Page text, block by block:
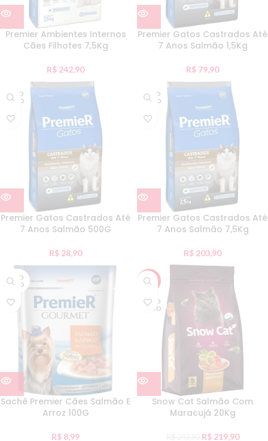
Premier Ambientes Internos
Cães Filhotes 7,5Kg
R$ 242,90
Premier Gatos Castrados Até
7 Anos Salmão 1,5Kg
R$ 79,90
ESGO
TADO
Premier Gatos Castrados Até
7 Anos Salmão 500G
R$ 28,90
ESGO
TADO
Premier Gatos Castrados Até
7 Anos Salmão 7,5Kg
R$ 203,90
ESGO
TADO
Sachê Premier Cães Salmão E
Arroz 100G
R$ 8,99
-10%
ESGO
TADO
Snow Cat Salmão Com
Maracujá 20Kg
R$219,90